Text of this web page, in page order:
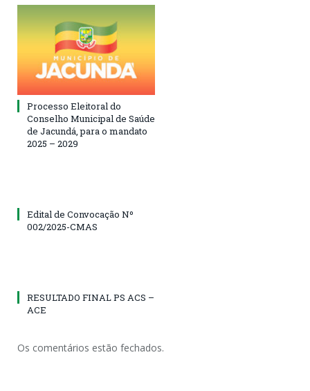
Processo Eleitoral do
Conselho Municipal de Saúde
de Jacundá, para o mandato
2025 – 2029
Edital de Convocação Nº
002/2025-CMAS
RESULTADO FINAL PS ACS –
ACE
Os comentários estão fechados.